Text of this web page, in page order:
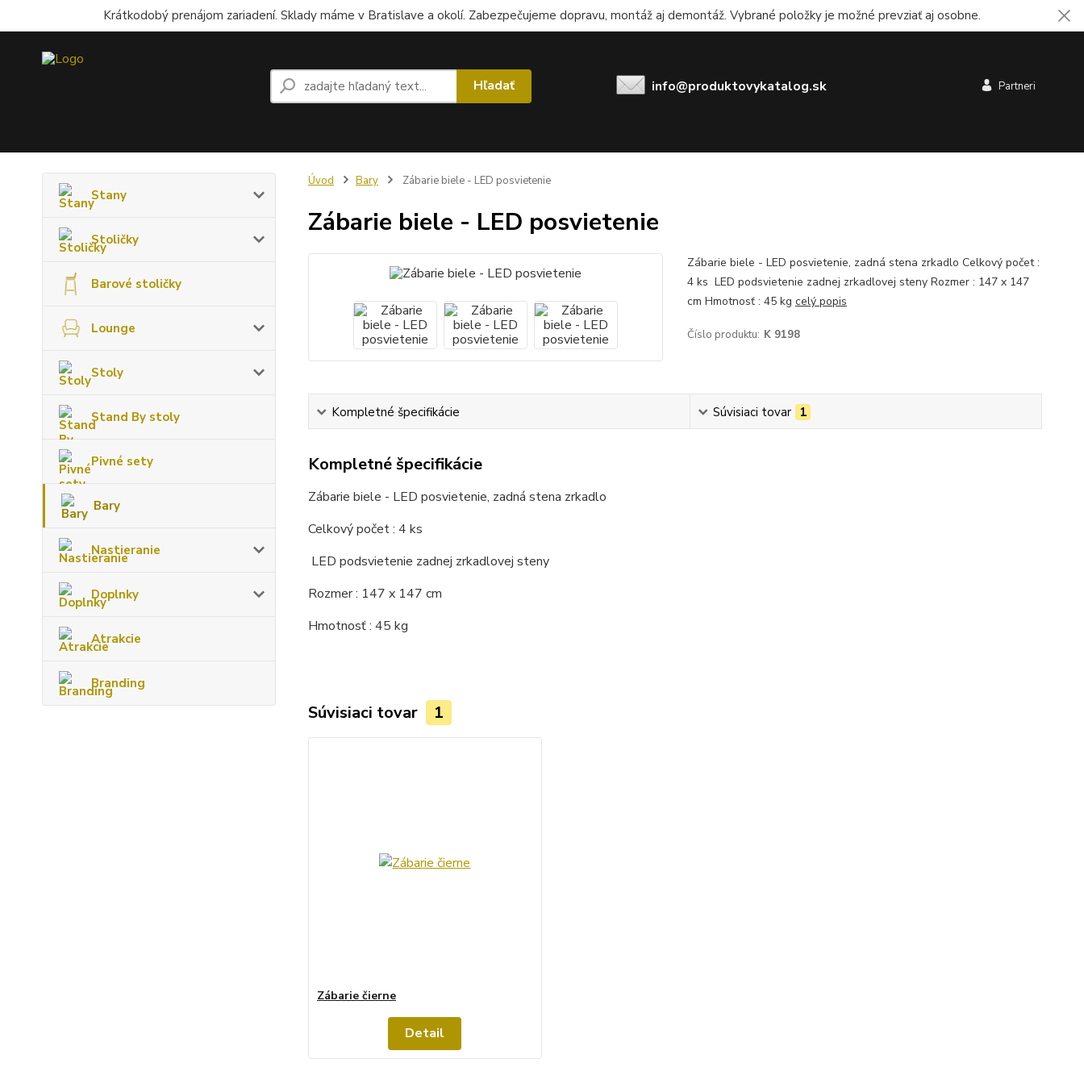
Krátkodobý prenájom zariadení. Sklady máme v Bratislave a okolí. Zabezpečujeme dopravu, montáž aj demontáž. Vybrané položky je možné prevziať aj osobne.
Partneri
Hľadať info@produktovykatalog.sk
Stany
Stoličky
Barové stoličky
Lounge
Stoly
Stand By stoly
Pivné sety
Bary
Nastieranie
Doplnky
Atrakcie
Branding
Úvod Bary Zábarie biele - LED posvietenie
Zábarie biele - LED posvietenie
Zábarie biele - LED posvietenie, zadná stena zrkadlo Celkový počet :
4 ks LED podsvietenie zadnej zrkadlovej steny Rozmer : 147 x 147
cm Hmotnosť : 45 kg celý popis
Číslo produktu: K 9198
Kompletné špecifikácie Súvisiaci tovar 1
Kompletné špecifikácie
Zábarie biele - LED posvietenie, zadná stena zrkadlo
Celkový počet : 4 ks
LED podsvietenie zadnej zrkadlovej steny
Rozmer : 147 x 147 cm
Hmotnosť : 45 kg
Súvisiaci tovar 1
Zábarie čierne
Detail